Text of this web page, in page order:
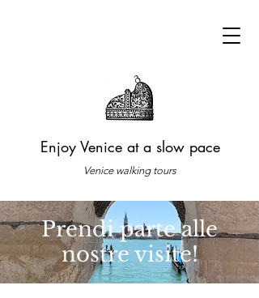
Enjoy Venice at a slow pace
Venice walking tours
Prendi parte alle
nostre visite!